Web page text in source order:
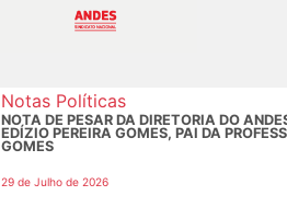
Notas Políticas
NOTA DE PESAR DA DIRETORIA DO
EDÍZIO PEREIRA GOMES, PAI DA
GOMES
29 de Julho de 2026